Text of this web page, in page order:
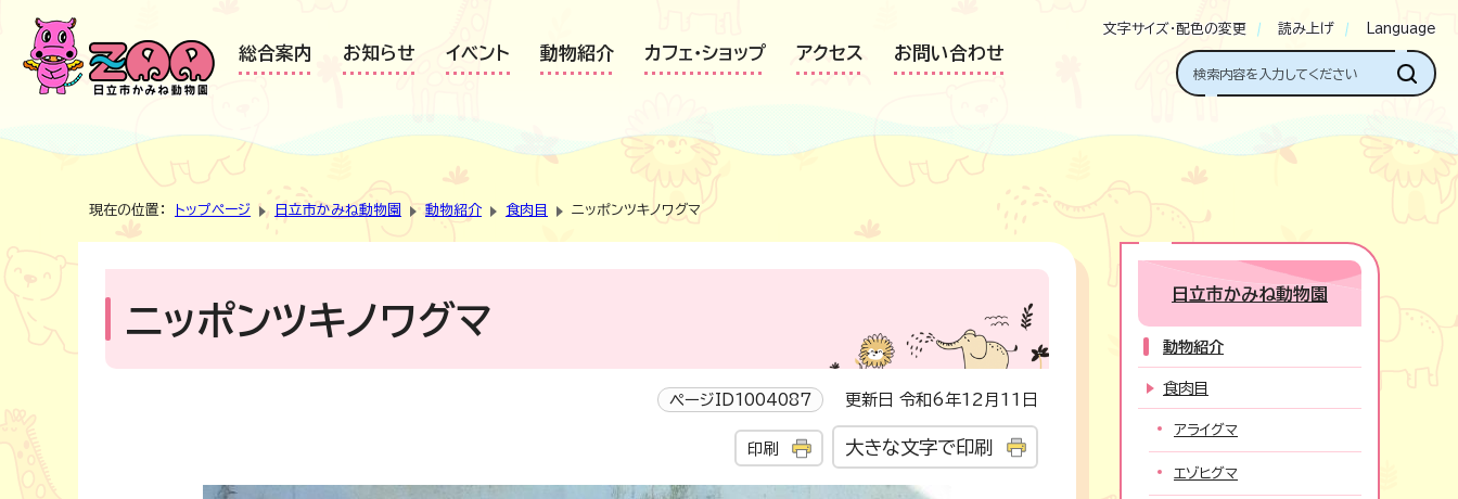
総合案内 お知らせ イベント 動物紹介 カフェ・ショップ アクセス お問い合わせ
文字サイズ・配色の変更 読み上げ Language
現在の位置： トップページ 日立市かみね動物園 動物紹介 食肉目 ニッポンツキノワグマ
ニッポンツキノワグマ
ページID1004087 更新日 令和6年12月11日
印刷 大きな文字で印刷
日立市かみね動物園
動物紹介
食肉目
アライグマ
エゾヒグマ